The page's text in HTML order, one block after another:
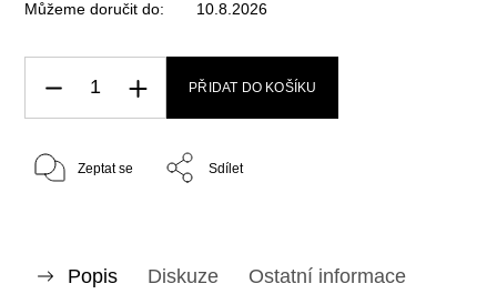
Můžeme doručit do:
10.8.2026
PŘIDAT DO KOŠÍKU
Zeptat se Sdílet
Popis Diskuze Ostatní informace